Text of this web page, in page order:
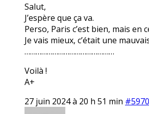
Salut,
J’espère que ça va.
Perso, Paris c’est bien, mais
Je vais mieux, c’était une
…………………………………………
Voilà !
A+
27 juin 2024 à 20 h 51 min